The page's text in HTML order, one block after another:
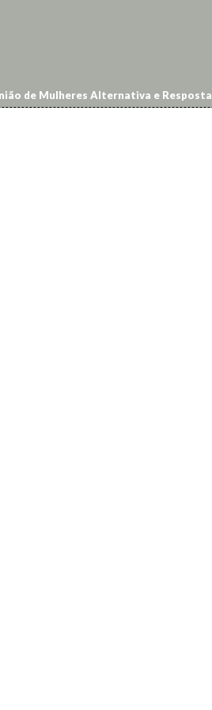
de Mulheres Alternativa e Resposta